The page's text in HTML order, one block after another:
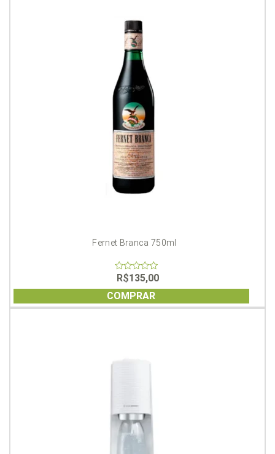
Fernet Branca 750ml
0
out
of
5
R$135,00
COMPRAR